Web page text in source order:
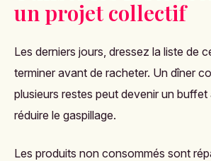
un projet collectif
Les derniers jours, dressez la liste de
terminer avant de racheter. Un dîner
plusieurs restes peut devenir un buffet
réduire le gaspillage.
Les produits non consommés sont